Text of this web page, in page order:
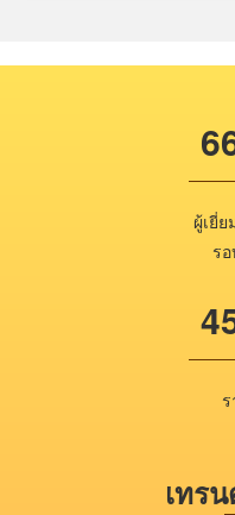
ผู้เยี่
ร
เทร